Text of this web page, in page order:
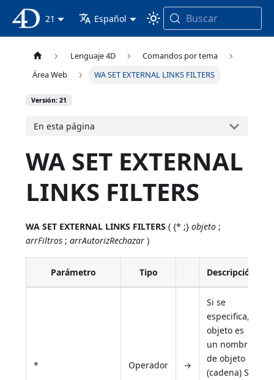
Documentación 4D
21 Español Buscar
Lenguaje 4D
Comandos por tema
Área Web
WA SET EXTERNAL LINKS FILTERS
Versión: 21
En esta página
WA SET EXTERNAL
LINKS FILTERS
WA SET EXTERNAL LINKS FILTERS ( {* ;}objeto ;
arrFiltros ;arrAutorizRechazar )
Parámetro Tipo Descripción
* Operador →
Si se
especifica,
objeto es
un nombre
de objeto
(cadena) Si